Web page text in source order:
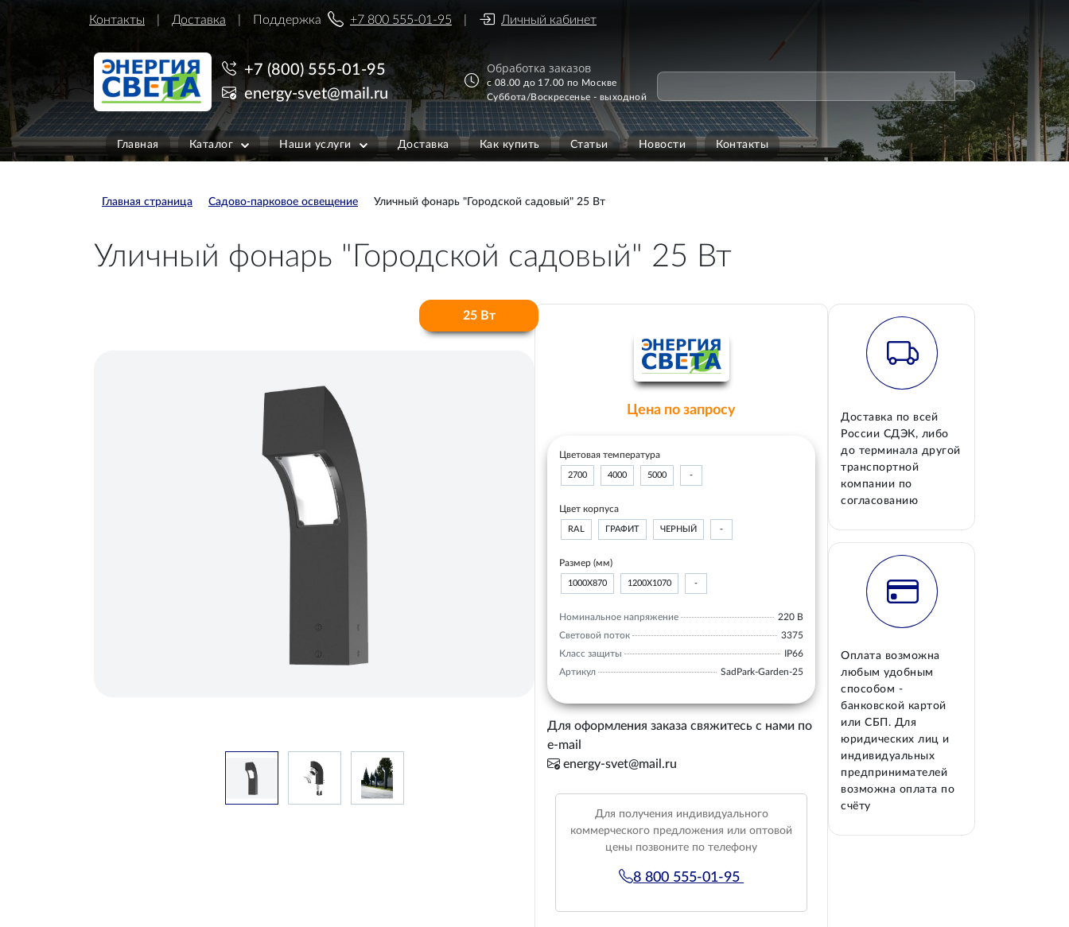
Контакты Доставка Поддержка +7 800 555-01-95 Личный кабинет
+7 (800) 555-01-95
energy-svet@mail.ru
Обработка заказов
с 08.00 до 17.00 по Москве
Суббота/Воскресенье - выходной
Главная Каталог Наши услуги Доставка Как купить Статьи Новости Контакты
Главная страница Садово-парковое освещение Уличный фонарь "Городской садовый" 25 Вт
Уличный фонарь "Городской садовый" 25 Вт
25 Вт
Цена по запросу
Цветовая температура
2700 4000 5000 -
Цвет корпуса
RAL ГРАФИТ ЧЕРНЫЙ -
Размер (мм)
1000Х870 1200Х1070 -
Номинальное напряжение
220 В
Световой поток
3375
Класс защиты
IP66
Артикул
SadPark-Garden-25
Для оформления заказа свяжитесь с нами по
e-mail
energy-svet@mail.ru
Для получения индивидуального
коммерческого предложения или оптовой
цены позвоните по телефону
8 800 555-01-95
Доставка по всей
России СДЭК, либо
до терминала другой
транспортной
компании по
согласованию
Оплата возможна
любым удобным
способом -
банковской картой
или СБП. Для
юридических лиц и
индивидуальных
предпринимателей
возможна оплата по
счёту